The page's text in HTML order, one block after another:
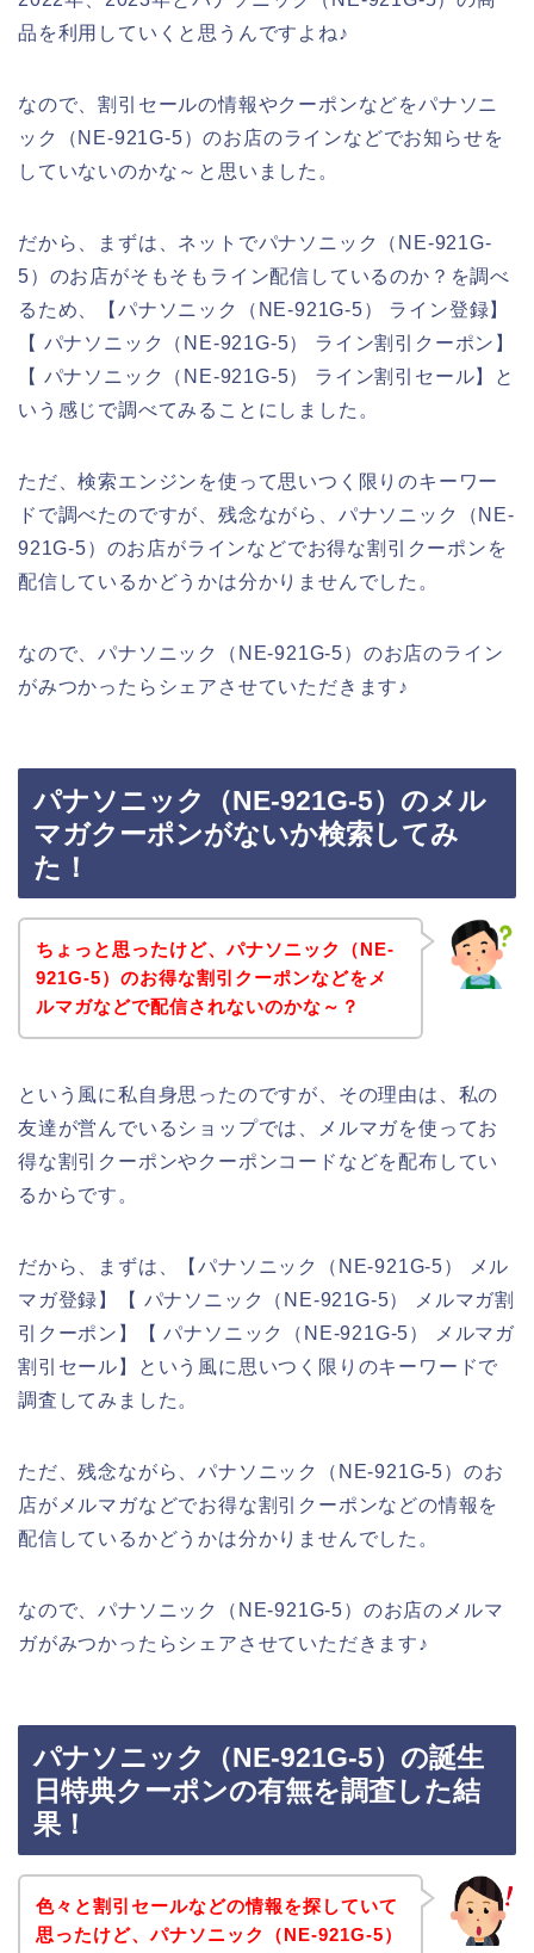
品を利用していくと思うんですよね♪
なので、割引セールの情報やクーポンなどをパナソニ
ック（NE-921G-5）のお店のラインなどでお知らせを
していないのかな～と思いました。
だから、まずは、ネットでパナソニック（NE-921G-
5）のお店がそもそもライン配信しているのか？を調べ
るため、【パナソニック（NE-921G-5） ライン登録】
【 パナソニック（NE-921G-5） ライン割引クーポン】
【 パナソニック（NE-921G-5） ライン割引セール】と
いう感じで調べてみることにしました。
ただ、検索エンジンを使って思いつく限りのキーワー
ドで調べたのですが、残念ながら、パナソニック（NE-
921G-5）のお店がラインなどでお得な割引クーポンを
配信しているかどうかは分かりませんでした。
なので、パナソニック（NE-921G-5）のお店のライン
がみつかったらシェアさせていただきます♪
パナソニック（NE-921G-5）のメル
マガクーポンがないか検索してみ
た！
ちょっと思ったけど、パナソニック（NE-
921G-5）のお得な割引クーポンなどをメ
ルマガなどで配信されないのかな～？
という風に私自身思ったのですが、その理由は、私の
友達が営んでいるショップでは、メルマガを使ってお
得な割引クーポンやクーポンコードなどを配布してい
るからです。
だから、まずは、【パナソニック（NE-921G-5） メル
マガ登録】【 パナソニック（NE-921G-5） メルマガ割
引クーポン】【 パナソニック（NE-921G-5） メルマガ
割引セール】という風に思いつく限りのキーワードで
調査してみました。
ただ、残念ながら、パナソニック（NE-921G-5）のお
店がメルマガなどでお得な割引クーポンなどの情報を
配信しているかどうかは分かりませんでした。
なので、パナソニック（NE-921G-5）のお店のメルマ
ガがみつかったらシェアさせていただきます♪
パナソニック（NE-921G-5）の誕生
日特典クーポンの有無を調査した結
果！
色々と割引セールなどの情報を探していて
思ったけど、パナソニック（NE-921G-5）